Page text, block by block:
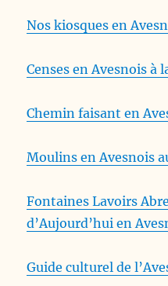
Nos kiosques en
Censes en Avesnois à
Chemin faisant en
Moulins en Avesnois
Fontaines Lavoirs
d’Aujourd’hui en
Guide culturel de